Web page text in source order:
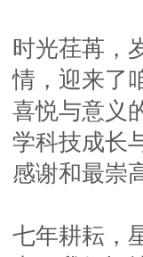
时光荏苒，
情，迎来了
喜悦与意义
学科技成长
感谢和最崇
七年耕耘，